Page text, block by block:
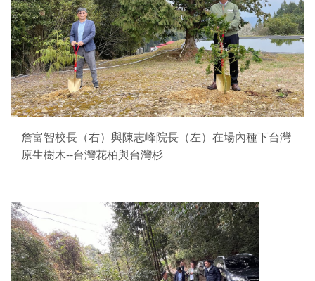
詹富智校長（右）與陳志峰院長（左）在場內種下台灣
原生樹木--台灣花柏與台灣杉